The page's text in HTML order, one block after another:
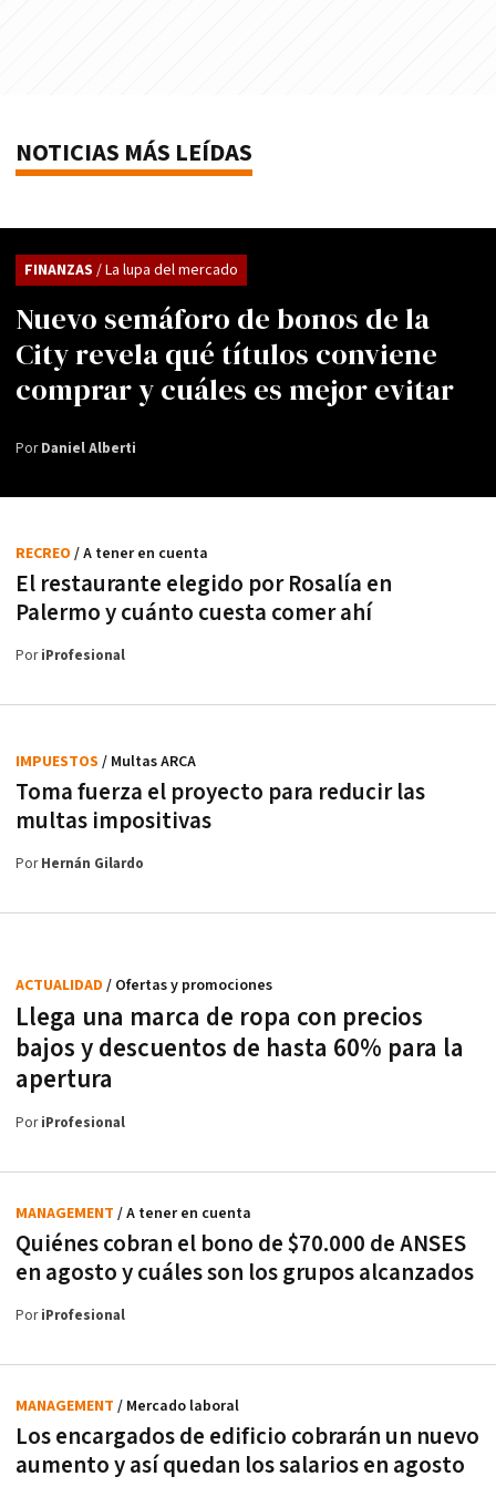
NOTICIAS MÁS LEÍDAS
Nuevo semáforo de bonos de la
City revela qué títulos conviene
comprar y cuáles es mejor evitar
FINANZAS / La lupa del mercado
PorDaniel Alberti
El restaurante elegido por Rosalía en
Palermo y cuánto cuesta comer ahí
RECREO / A tener en cuenta
PoriProfesional
Toma fuerza el proyecto para reducir las
multas impositivas
IMPUESTOS / Multas ARCA
PorHernán Gilardo
Llega una marca de ropa con precios
bajos y descuentos de hasta 60% para la
apertura
ACTUALIDAD / Ofertas y promociones
PoriProfesional
Quiénes cobran el bono de $70.000 de ANSES
en agosto y cuáles son los grupos alcanzados
MANAGEMENT / A tener en cuenta
PoriProfesional
Los encargados de edificio cobrarán un nuevo
aumento y así quedan los salarios en agosto
MANAGEMENT / Mercado laboral